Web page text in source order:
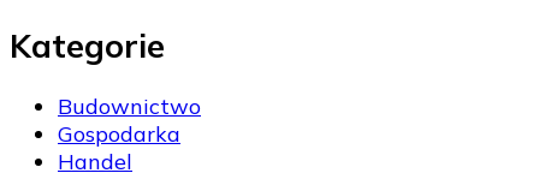
Kategorie
Budownictwo
Gospodarka
Handel